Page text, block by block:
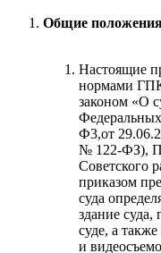
Общие
Настоящие
нормами
законом «О
Ф3,от
№ 122-ФЗ),
Советского
приказом
суда
здание суда,
суде, а
и